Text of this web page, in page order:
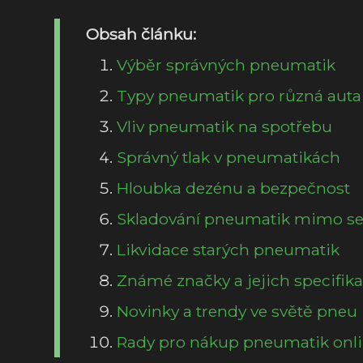
Obsah článku:
Výběr správných pneumatik
Typy pneumatik pro různá auta
Vliv pneumatik na spotřebu
Správný tlak v pneumatikách
Hloubka dezénu a bezpečnost
Skladování pneumatik mimo
Likvidace starých pneumatik
Známé značky a jejich specifika
Novinky a trendy ve světě pneu
Rady pro nákup pneumatik